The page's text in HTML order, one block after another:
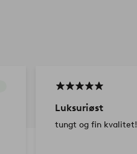
Luksuriøst
tungt og fin kvalitet!